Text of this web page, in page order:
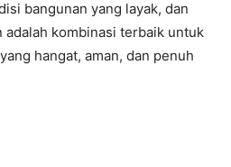
bangunan yang layak, dan
adalah kombinasi terbaik untuk
hangat, aman, dan penuh